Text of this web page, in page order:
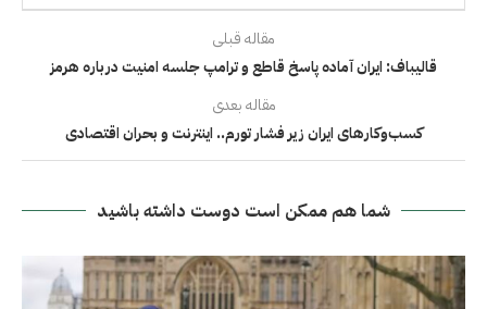
مقاله قبلی
قالیباف: ایران آماده پاسخ قاطع و ترامپ جلسه امنیت درباره هرمز
مقاله بعدی
کسب‌وکارهای ایران زیر فشار تورم.. اینترنت و بحران اقتصادی
شما هم ممکن است دوست داشته باشید